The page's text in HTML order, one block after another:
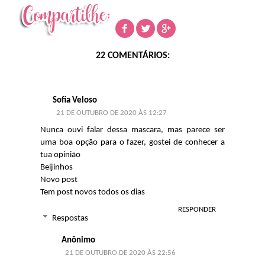
22 COMENTÁRIOS:
Sofia Veloso
21 DE OUTUBRO DE 2020 ÀS 12:27
Nunca ouvi falar dessa mascara, mas parece ser
uma boa opção para o fazer, gostei de conhecer a
tua opinião
Beijinhos
Novo post
Tem post novos todos os dias
RESPONDER
Respostas
Anônimo
21 DE OUTUBRO DE 2020 ÀS 22:56